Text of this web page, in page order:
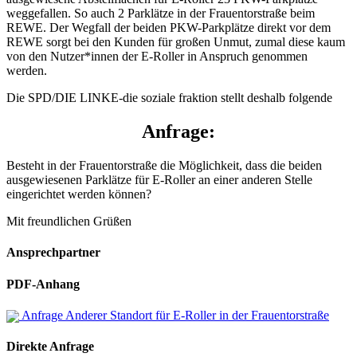
weggefallen. So auch 2 Parklätze in der Frauentorstraße beim
REWE. Der Wegfall der beiden PKW-Parkplätze direkt vor dem
REWE sorgt bei den Kunden für großen Unmut, zumal diese kaum
von den Nutzer*innen der E-Roller in Anspruch genommen
werden.
Die SPD/DIE LINKE-die soziale fraktion stellt deshalb folgende
Anfrage:
Besteht in der Frauentorstraße die Möglichkeit, dass die beiden
ausgewiesenen Parklätze für E-Roller an einer anderen Stelle
eingerichtet werden können?
Mit freundlichen Grüßen
Ansprechpartner
PDF-Anhang
Anfrage Anderer Standort für E-Roller in der Frauentorstraße
Direkte Anfrage